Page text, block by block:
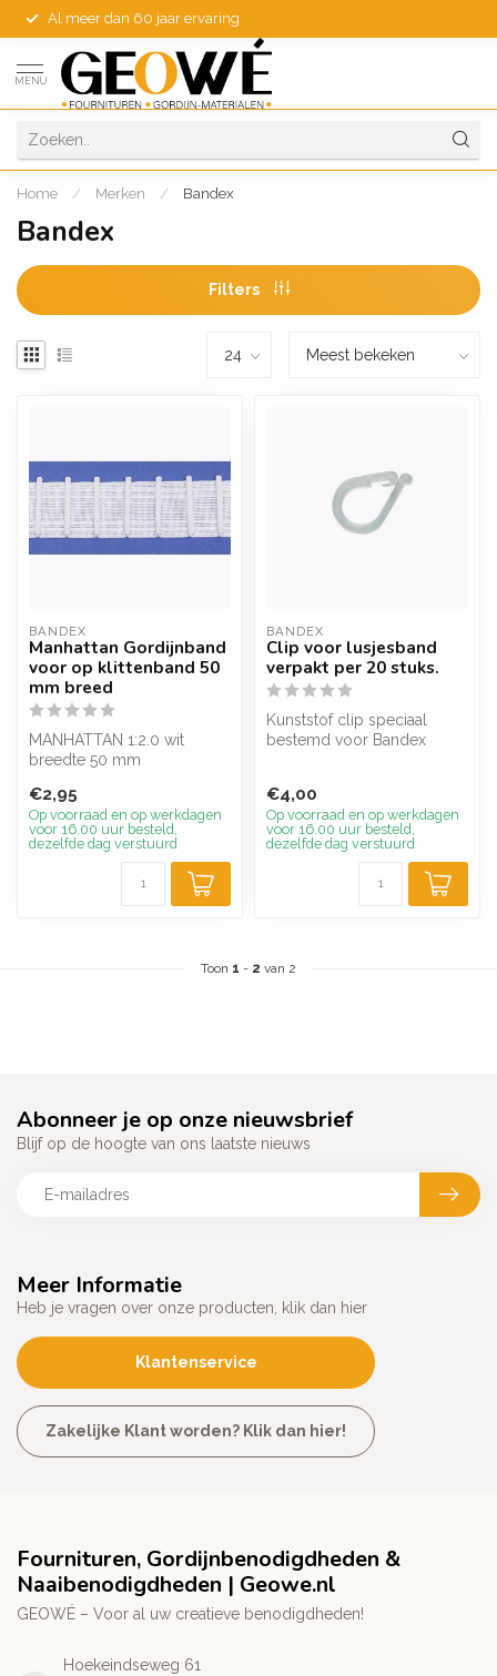
Al meer dan 60 jaar ervaring
MENU
Home / Merken / Bandex
Bandex
Filters
BANDEX
Manhattan Gordijnband
voor op klittenband 50
mm breed
MANHATTAN 1:2.0 wit
breedte 50 mm
€2,95
Op voorraad en op werkdagen
voor 16.00 uur besteld,
dezelfde dag verstuurd
BANDEX
Clip voor lusjesband
verpakt per 20 stuks.
Kunststof clip speciaal
bestemd voor Bandex
€4,00
Op voorraad en op werkdagen
voor 16.00 uur besteld,
dezelfde dag verstuurd
Toon 1 - 2 van 2
Meer Informatie
Heb je vragen over onze producten, klik dan hier
Klantenservice
Zakelijke Klant worden? Klik dan hier!
Abonneer je op onze nieuwsbrief
Blijf op de hoogte van ons laatste nieuws
Fournituren, Gordijnbenodigdheden &
Naaibenodigdheden | Geowe.nl
GEOWÉ – Voor al uw creatieve benodigdheden!
Hoekeindseweg 61